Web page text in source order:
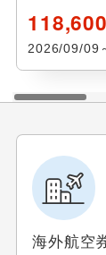
2026/09/09
海外航空